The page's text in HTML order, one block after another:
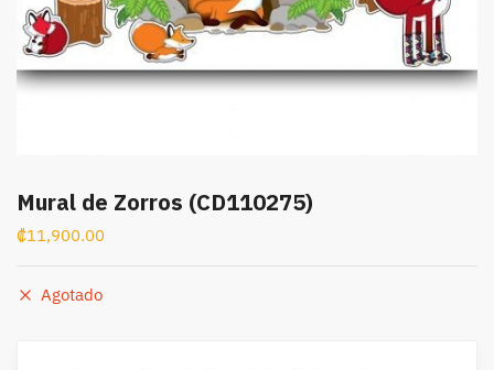
Mural de Zorros (CD110275)
₡11,900.00
Agotado